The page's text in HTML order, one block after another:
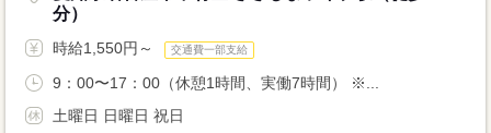
分）
時給1,550円～ 交通費一部支給
9：00〜17：00（休憩1時間、実働7時間） ※...
土曜日 日曜日 祝日